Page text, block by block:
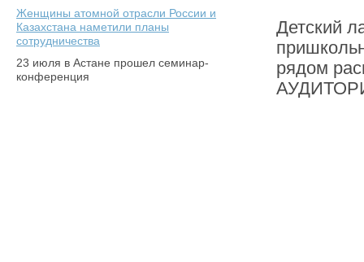
Женщины атомной отрасли России и
Казахстана наметили планы
сотрудничества
23 июля в Астане прошел семинар-
конференция
Детский
рядом